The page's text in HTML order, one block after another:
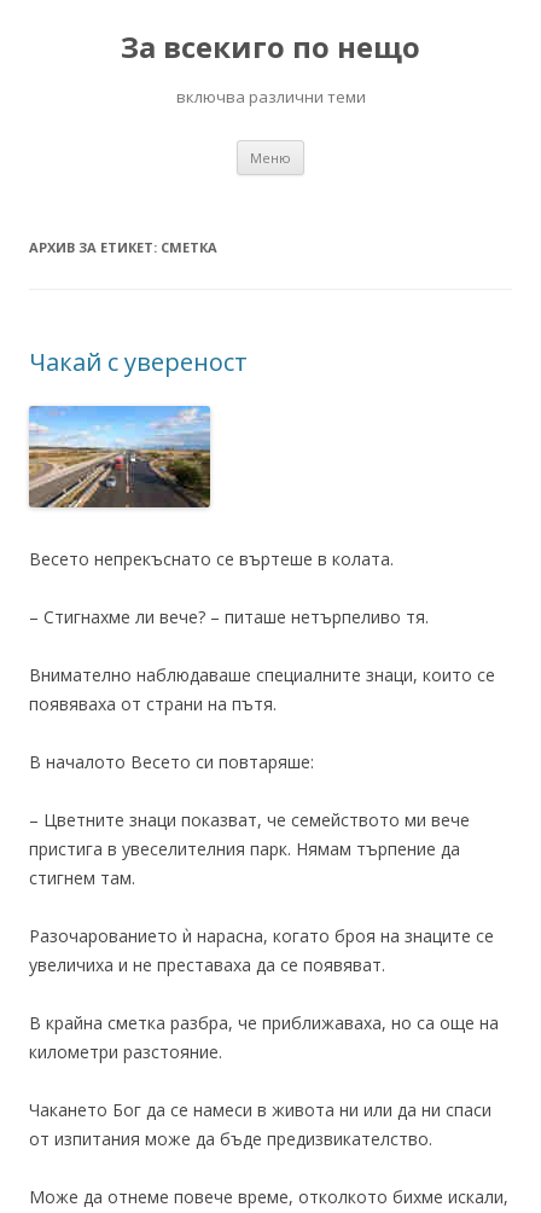
За всекиго по нещо
включва различни теми
Меню
АРХИВ ЗА ЕТИКЕТ: СМЕТКА
Чакай с увереност
Весето непрекъснато се въртеше в колата.
– Стигнахме ли вече? – питаше нетърпеливо тя.
Внимателно наблюдаваше специалните знаци, които се
появяваха от страни на пътя.
В началото Весето си повтаряше:
– Цветните знаци показват, че семейството ми вече
пристига в увеселителния парк. Нямам търпение да
стигнем там.
Разочарованието ѝ нарасна, когато броя на знаците се
увеличиха и не преставаха да се появяват.
В крайна сметка разбра, че приближаваха, но са още на
километри разстояние.
Чакането Бог да се намеси в живота ни или да ни спаси
от изпитания може да бъде предизвикателство.
Може да отнеме повече време, отколкото бихме искали,